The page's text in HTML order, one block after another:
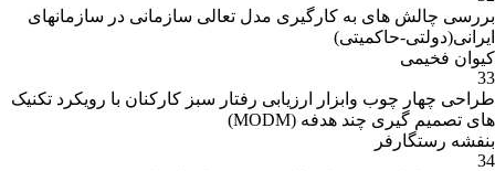
بررسی چالش های به کارگیری مدل تعالی سازمانی در سازمانهای
ایرانی(دولتی-حاکمیتی)
کیوان فخیمی
33
طراحی چهار چوب وابزار ارزیابی رفتار سبز کارکنان با رویکرد تکنیک
های تصمیم گیری چند هدفه (MODM)
بنفشه رستگارفر
34